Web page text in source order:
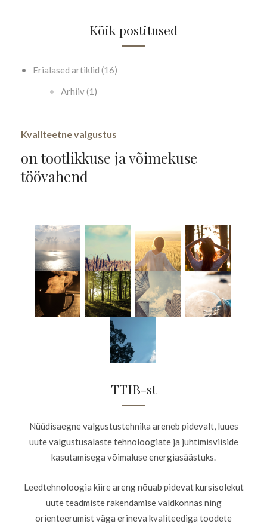
Kõik postitused
Erialased artiklid (16)
Arhiiv (1)
Kvaliteetne valgustus
on tootlikkuse ja võimekuse
töövahend
TTIB-st
Nüüdisaegne valgustustehnika areneb pidevalt, luues
uute valgustusalaste tehnoloogiate ja juhtimisviiside
kasutamisega võimaluse energiasäästuks.
Leedtehnoloogia kiire areng nõuab pidevat kursisolekut
uute teadmiste rakendamise valdkonnas ning
orienteerumist väga erineva kvaliteediga toodete